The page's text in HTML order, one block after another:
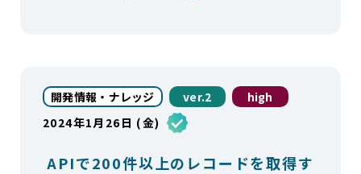
開発情報・ナレッジ ver.2
high
2024年1月26日 (金)
APIで200件以上のレコードを取得す